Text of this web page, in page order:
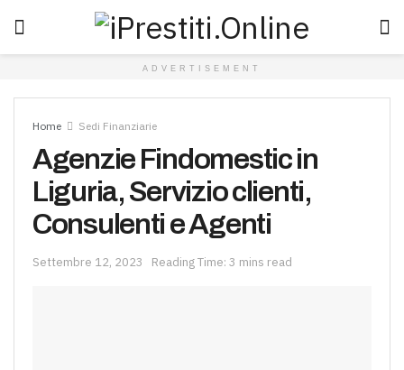
ADVERTISEMENT
Home Sedi Finanziarie
Agenzie Findomestic in
Liguria, Servizio clienti,
Consulenti e Agenti
Settembre 12, 2023 Reading Time: 3 mins read